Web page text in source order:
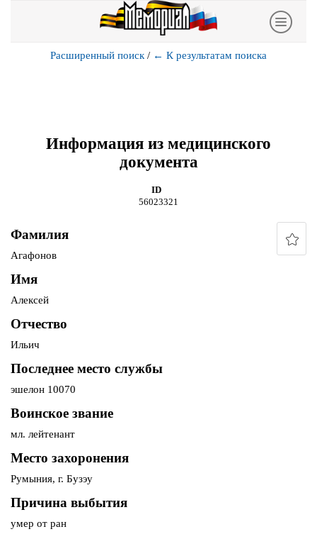
Расширенный поиск / ← К результатам поиска
Информация из медицинского
документа
ID
56023321
Фамилия
Агафонов
Имя
Алексей
Отчество
Ильич
Последнее место службы
эшелон 10070
Воинское звание
мл. лейтенант
Место захоронения
Румыния, г. Бузэу
Причина выбытия
умер от ран